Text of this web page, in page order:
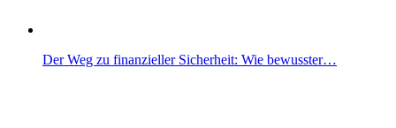
Der Weg zu finanzieller Sicherheit: Wie bewusster…